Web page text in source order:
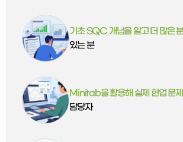
기초 SQC 개념을 알고 더 많은
있는 분
Minitab을 활용해 실제 현업 문
담당자